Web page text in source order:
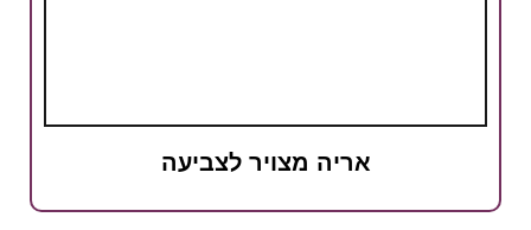
אריה מצויר לצביעה